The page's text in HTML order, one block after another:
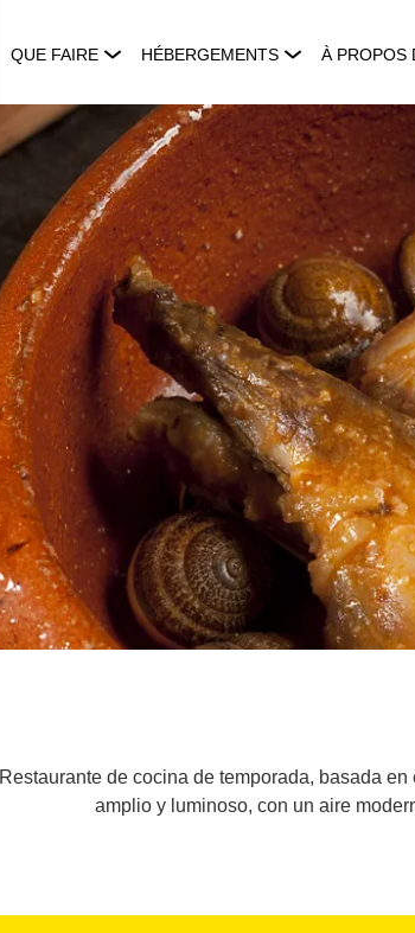
QUE FAIRE HÉBERGEMENTS À PROPOS
Restaurante de cocina de temporada, basada
amplio y luminoso, con un aire